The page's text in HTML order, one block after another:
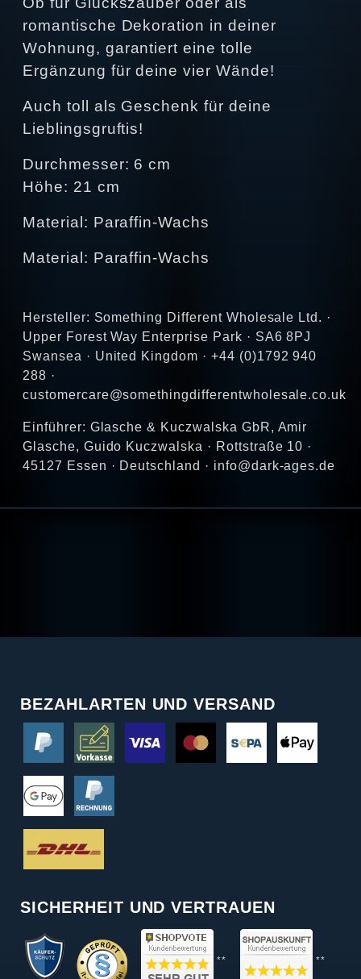
romantische Dekoration in deiner
Wohnung, garantiert eine tolle
Ergänzung für deine vier Wände!
Auch toll als Geschenk für deine
Lieblingsgruftis!
Durchmesser: 6 cm
Höhe: 21 cm
Material: Paraffin-Wachs
Material: Paraffin-Wachs
Hersteller: Something Different Wholesale Ltd. ·
Upper Forest Way Enterprise Park · SA6 8PJ
Swansea · United Kingdom · +44 (0)1792 940
288 ·
customercare@somethingdifferentwholesale.co.uk
Einführer: Glasche & Kuczwalska GbR, Amir
Glasche, Guido Kuczwalska · Rottstraße 10 ·
45127 Essen · Deutschland · info@dark-ages.de
BEZAHLARTEN UND VERSAND
SICHERHEIT UND VERTRAUEN
** **